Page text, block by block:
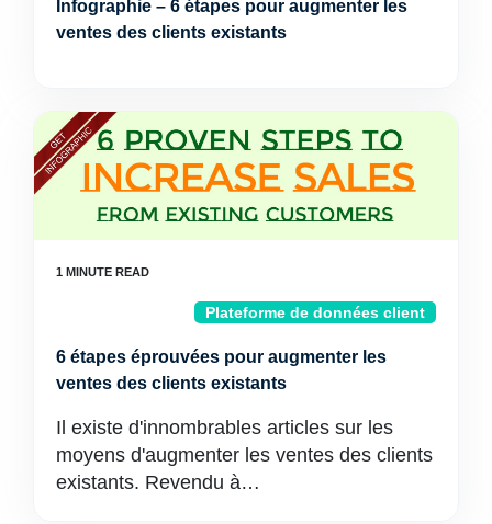
Infographie – 6 étapes pour augmenter les
ventes des clients existants
Plateforme de données client
6 étapes éprouvées pour augmenter les
ventes des clients existants
Il existe d'innombrables articles sur les
moyens d'augmenter les ventes des clients
existants. Revendu à…